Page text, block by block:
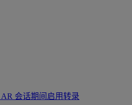
AR 会话期间启用转录